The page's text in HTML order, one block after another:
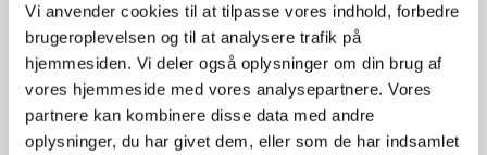
Vi anvender cookies til at tilpasse vores indhold, forbedre
brugeroplevelsen og til at analysere trafik på
hjemmesiden. Vi deler også oplysninger om din brug af
vores hjemmeside med vores analysepartnere. Vores
partnere kan kombinere disse data med andre
oplysninger, du har givet dem, eller som de har indsamlet
Borgerrådgiver
Telefontid
Mandag - torsdag klokken 10 - 15
Hvis jeg ikke kan besvare dit opkald, læg en besked og
jeg vil vende tilbage hurtigst mulig